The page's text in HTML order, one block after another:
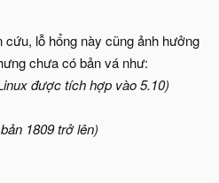
cứu, lỗ hổng này cũng ảnh hưởng
chưa có bản vá như:
được tích hợp vào 5.10)
1809 trở lên)